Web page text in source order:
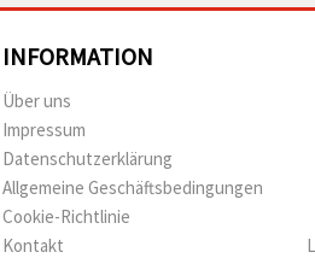
INFORMATION
Über uns
Impressum
Datenschutzerklärung
Allgemeine Geschäftsbedingungen
Cookie-Richtlinie
Kontakt